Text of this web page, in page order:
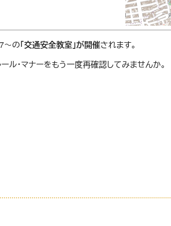
～の「交通安全教室」が開催されます。
・マナーをもう一度再確認してみませんか。